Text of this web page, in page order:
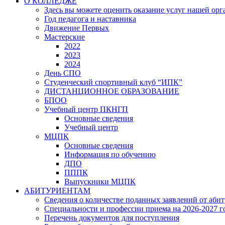
Здесь вы можете оценить оказание услуг нашей
Год педагога и наставника
Движение Первых
Мастерские
2022
2023
2024
День СПО
Студенческий спортивный клуб “ИПК”
ДИСТАНЦИОННОЕ ОБРАЗОВАНИЕ
БПОО
Учебный центр ПКНГП
Основные сведения
Учебный центр
МЦПК
Основные сведения
Информация по обучению
ДПО
ПППК
Выпускники МЦПК
АБИТУРИЕНТАМ
Сведения о количестве поданных заявлений от
Специальности и профессии приема на 2026-2027
Перечень документов для поступления